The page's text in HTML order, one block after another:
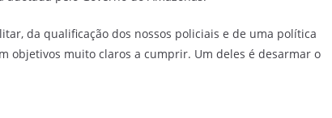
da qualificação dos nossos policiais e de uma política
objetivos muito claros a cumprir. Um deles é desarmar o